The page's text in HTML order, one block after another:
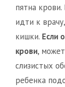
пятна
идти к
кишки. Если
крови,
слизистых
ребенка